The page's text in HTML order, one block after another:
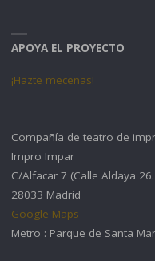
APOYA EL PROYECTO
¡Hazte mecenas!
Compañía de teatro de
Impro Impar
C/Alfacar 7 (Calle Aldaya
28033 Madrid
Google Maps
Metro : Parque de Santa